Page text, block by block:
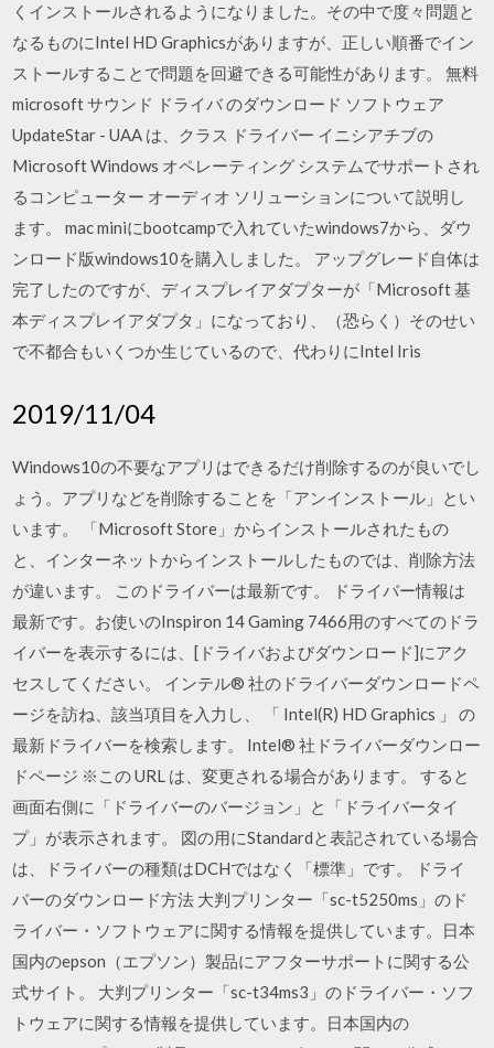
くインストールされるようになりました。その中で度々問題と
なるものにIntel HD Graphicsがありますが、正しい順番でイン
ストールすることで問題を回避できる可能性があります。 無料
microsoft サウンド ドライバ のダウンロード ソフトウェア
UpdateStar - UAA は、クラス ドライバー イニシアチブの
Microsoft Windows オペレーティング システムでサポートされ
るコンピューター オーディオ ソリューションについて説明し
ます。 mac miniにbootcampで入れていたwindows7から、ダウ
ンロード版windows10を購入しました。 アップグレード自体は
完了したのですが、ディスプレイアダプターが「Microsoft 基
本ディスプレイアダプタ」になっており、（恐らく）そのせい
で不都合もいくつか生じているので、代わりにIntel Iris
2019/11/04
Windows10の不要なアプリはできるだけ削除するのが良いでし
ょう。アプリなどを削除することを「アンインストール」とい
います。 「Microsoft Store」からインストールされたもの
と、インターネットからインストールしたものでは、削除方法
が違います。 このドライバーは最新です。 ドライバー情報は
最新です。お使いのInspiron 14 Gaming 7466用のすべてのドラ
イバーを表示するには、[ドライバおよびダウンロード]にアク
セスしてください。 インテル® 社のドライバーダウンロードペ
ージを訪ね、該当項目を入力し、 「 Intel(R) HD Graphics 」 の
最新ドライバーを検索します。 Intel® 社ドライバーダウンロー
ドページ ※この URL は、変更される場合があります。 すると
画面右側に「ドライバーのバージョン」と「ドライバータイ
プ」が表示されます。 図の用にStandardと表記されている場合
は、ドライバーの種類はDCHではなく「標準」です。 ドライ
バーのダウンロード方法 大判プリンター「sc-t5250ms」のド
ライバー・ソフトウェアに関する情報を提供しています。日本
国内のepson（エプソン）製品にアフターサポートに関する公
式サイト。 大判プリンター「sc-t34ms3」のドライバー・ソフ
トウェアに関する情報を提供しています。日本国内の